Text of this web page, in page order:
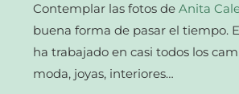
Contemplar las fotos deAnita
buena forma de pasar el tiempo.
ha trabajado en casi todos los
moda, joyas, interiores…